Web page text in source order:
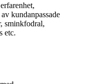
kundanpassade
sminkfodral,
etc.